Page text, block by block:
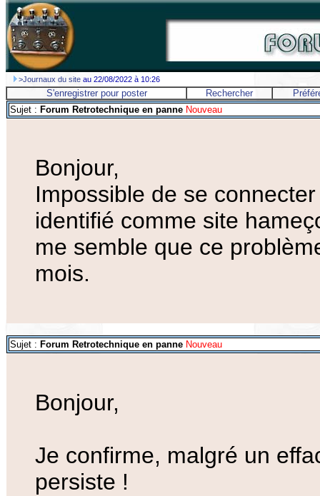
>Journaux du site au 22/08/2022 à 10:26
S'enregistrer pour poster Rechercher
Sujet : Forum Retrotechnique en panne Nouveau
Bonjour,
Impossible de se
identifié comme site
me semble que ce
mois.
Sujet : Forum Retrotechnique en panne Nouveau
Bonjour,
Je confirme, malgré un
persiste !